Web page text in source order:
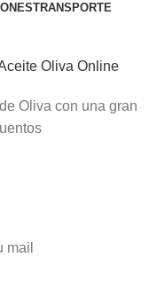
TRANSPORTE
Oliva con una gran
mail